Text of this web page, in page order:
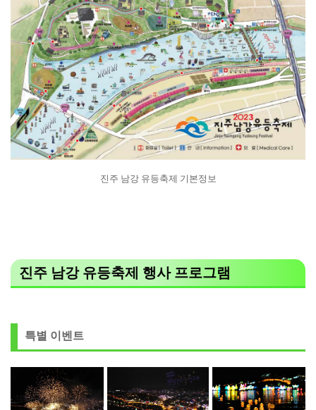
진주 남강 유등축제 기본정보
진주 남강 유등축제 행사 프로그램
특별 이벤트